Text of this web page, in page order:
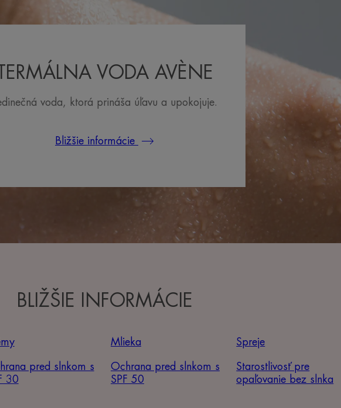
TERMÁLNA VODA AVÈNE
voda, ktorá prináša úľavu a upokojuje.
Bližšie informácie
BLIŽŠIE INFORMÁCIE
Mlieka Spreje
pred slnkom s
30
Ochrana pred slnkom s
SPF 50
Starostlivosť pre
opaľovanie bez slnka